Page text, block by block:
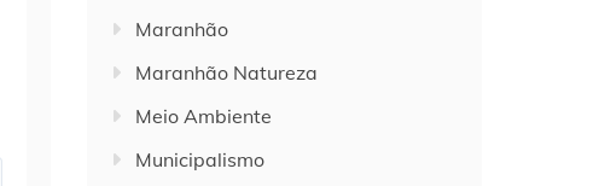
Maranhão
Maranhão Natureza
Meio Ambiente
Municipalismo